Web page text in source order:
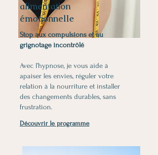
alimentation
émotionnelle
Stop aux compulsions et au
grignotage incontrôlé
Avec l’hypnose, je vous aide à
apaiser les envies, réguler votre
relation à la nourriture et installer
des changements durables, sans
frustration.
Découvrir le programme